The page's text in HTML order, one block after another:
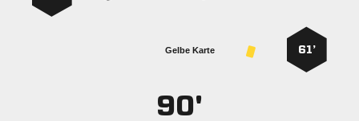
61’
Gelbe Karte
90'